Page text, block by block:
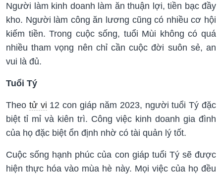
Người làm kinh doanh làm ăn thuận lợi, tiền bạc đầy
kho. Người làm công ăn lương cũng có nhiều cơ hội
kiếm tiền. Trong cuộc sống, tuổi Mùi không có quá
nhiều tham vọng nên chỉ cần cuộc đời suôn sẻ, an
vui là đủ.
Tuổi Tý
Theo tử vi 12 con giáp năm 2023, người tuổi Tý đặc
biệt tỉ mỉ và kiên trì. Công việc kinh doanh gia đình
của họ đặc biệt ổn định nhờ có tài quản lý tốt.
Cuộc sống hạnh phúc của con giáp tuổi Tý sẽ được
hiện thực hóa vào mùa hè này. Mọi việc của họ đều